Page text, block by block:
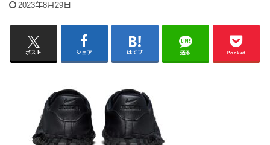
2023年8月29日
ポスト シェア はてブ 送る Pocket